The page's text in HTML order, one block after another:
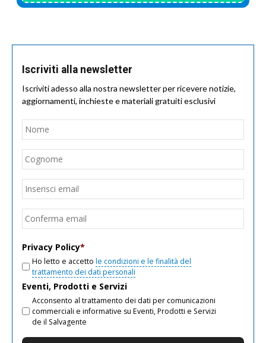
Iscriviti alla newsletter
Iscriviti adesso alla nostra newsletter per ricevere notizie,
aggiornamenti, inchieste e materiali gratuiti esclusivi
Nome
Email
Privacy Policy*
Ho letto e accetto le condizioni e le finalità del
trattamento dei dati personali
Eventi, Prodotti e Servizi
Acconsento al trattamento dei dati per comunicazioni
commerciali e informative su Eventi, Prodotti e Servizi
de il Salvagente